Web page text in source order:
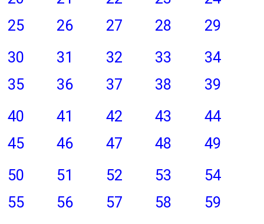
25
26 27 28
29
30
31 32 33
34
35
36 37 38
39
40
41 42 43
44
45
46 47 48
49
50
51 52 53
54
55
56 57 58
59